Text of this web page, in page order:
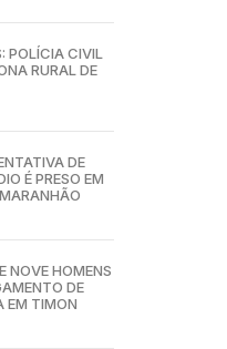
POLÍCIA CIVIL
RURAL DE
DE
É PRESO EM
NOVE HOMENS
DE
EM TIMON